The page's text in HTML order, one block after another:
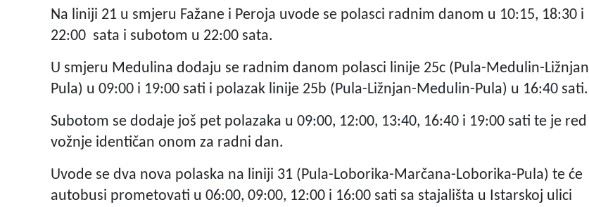
Na liniji 21 u smjeru Fažane i Peroja uvode se polasci radnim danom u 10:15, 18:30 i
22:00 sata i subotom u 22:00 sata.
U smjeru Medulina dodaju se radnim danom polasci linije 25c (Pula-Medulin-Ližnjan
Pula) u 09:00 i 19:00 sati i polazak linije 25b (Pula-Ližnjan-Medulin-Pula) u 16:40 sati.
Subotom se dodaje još pet polazaka u 09:00, 12:00, 13:40, 16:40 i 19:00 sati te je red
vožnje identičan onom za radni dan.
Uvode se dva nova polaska na liniji 31 (Pula-Loborika-Marčana-Loborika-Pula) te će
autobusi prometovati u 06:00, 09:00, 12:00 i 16:00 sati sa stajališta u Istarskoj ulici